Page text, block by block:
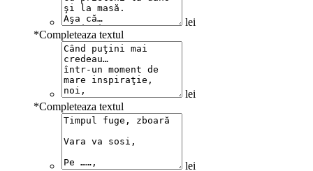
lei
*Completeaza textul
lei
*Completeaza textul
lei